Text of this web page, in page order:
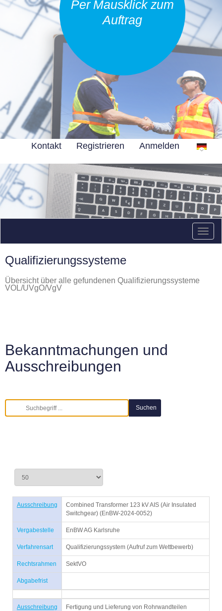
Per Mausklick zum
Auftrag
Kontakt Registrieren Anmelden
Qualifizierungssysteme
Übersicht über alle gefundenen Qualifizierungssysteme
VOL/UVgO/VgV
Bekanntmachungen und
Ausschreibungen
Ausschreibung
Combined Transformer 123 kV AIS (Air Insulated
Switchgear) (EnBW-2024-0052)
Vergabestelle EnBW AG Karlsruhe
Verfahrensart Qualifizierungssystem (Aufruf zum Wettbewerb)
Rechtsrahmen SektVO
Abgabefrist
Ausschreibung
Fertigung und Lieferung von Rohrwandteilen